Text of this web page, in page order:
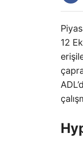
12